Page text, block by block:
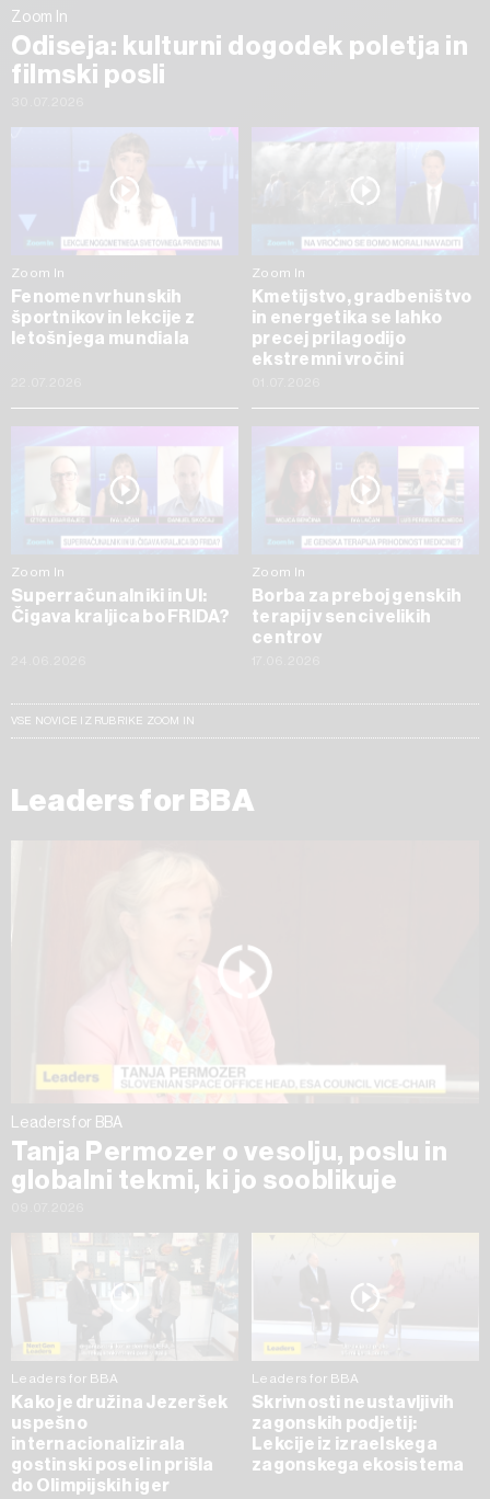
Zoom In
Odiseja: kulturni dogodek poletja in
filmski posli
Zoom In
Fenomen vrhunskih
športnikov in lekcije z
letošnjega mundiala
Zoom In
Kmetijstvo, gradbeništvo
in energetika se lahko
precej prilagodijo
ekstremni vročini
Zoom In
Superračunalniki in UI:
Čigava kraljica bo FRIDA?
Zoom In
Borba za preboj genskih
terapij v senci velikih
centrov
VSE NOVICE IZ RUBRIKE ZOOM IN
Leaders for BBA
Leaders for BBA
Tanja Permozer o vesolju, poslu in
globalni tekmi, ki jo sooblikuje
Leaders for BBA
Kako je družina Jezeršek
uspešno
internacionalizirala
gostinski posel in prišla
do Olimpijskih iger
Leaders for BBA
Skrivnosti neustavljivih
zagonskih podjetij:
Lekcije iz izraelskega
zagonskega ekosistema